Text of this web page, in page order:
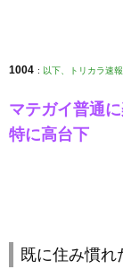
1004 : 以下、トリカラ速
マテガイ普通
特に高台下
既に住み慣れ